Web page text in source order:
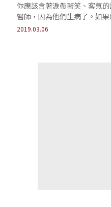
你應該含著淚帶著笑、客氣
醫師，因為他們生病了。如
他們一起生病，因為情緒勒索
2019.03.06